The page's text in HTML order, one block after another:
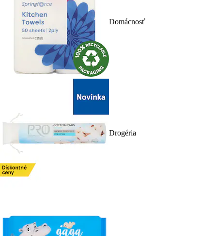
Domácnosť
Drogéria